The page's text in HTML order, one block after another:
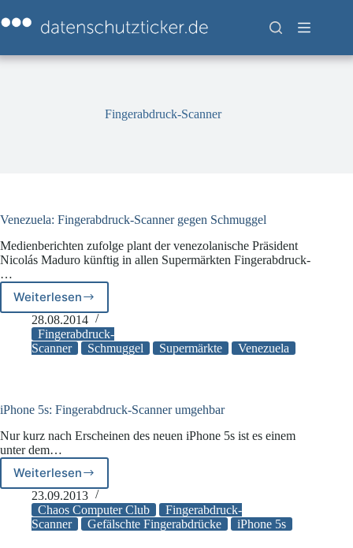
Inhalt
springen
Fingerabdruck-Scanner
Venezuela: Fingerabdruck-Scanner gegen Schmuggel
Medienberichten zufolge plant der venezolanische Präsident
Nicolás Maduro künftig in allen Supermärkten Fingerabdruck-
…
WeiterlesenVenezuela:
Fingerabdruck-
Scanner
gegen
28.08.2014
Fingerabdruck-
Scanner
Schmuggel Supermärkte Venezuela
iPhone 5s: Fingerabdruck-Scanner umgehbar
Nur kurz nach Erscheinen des neuen iPhone 5s ist es einem
unter dem…
Weiterlesen
iPhone
5s:
Fingerabdruck-
Scanner
23.09.2013
Chaos Computer Club
Fingerabdruck-
Scanner
Gefälschte Fingerabdrücke iPhone 5s